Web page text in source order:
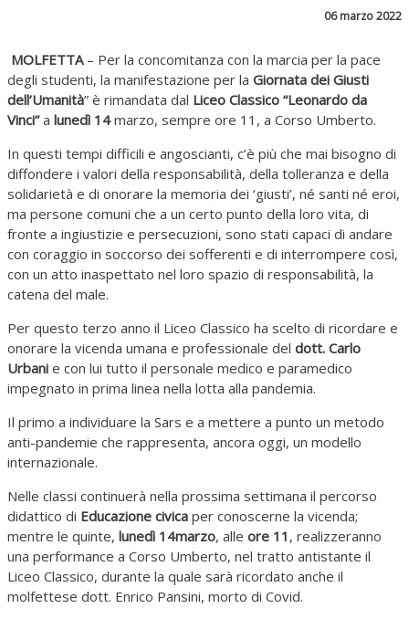
06 marzo 2022
MOLFETTA– Per la concomitanza con la marcia per la pace
degli studenti, la manifestazione per la Giornata dei Giusti
dell’Umanità” è rimandata dal Liceo Classico “Leonardo da
Vinci”a lunedì 14marzo, sempre ore 11, a Corso Umberto.
In questi tempi difficili e angoscianti, c’è più che mai bisogno di
diffondere i valori della responsabilità, della tolleranza e della
solidarietà e di onorare la memoria dei ‘giusti’, né santi né eroi,
ma persone comuni che a un certo punto della loro vita, di
fronte a ingiustizie e persecuzioni, sono stati capaci di andare
con coraggio in soccorso dei sofferenti e di interrompere così,
con un atto inaspettato nel loro spazio di responsabilità, la
catena del male.
Per questo terzo anno il Liceo Classico ha scelto di ricordare e
onorare la vicenda umana e professionale del dott. Carlo
Urbani e con lui tutto il personale medico e paramedico
impegnato in prima linea nella lotta alla pandemia.
Il primo a individuare la Sars e a mettere a punto un metodo
anti-pandemie che rappresenta, ancora oggi, un modello
internazionale.
Nelle classi continuerà nella prossima settimana il percorso
didattico di Educazione civica per conoscerne la vicenda;
mentre le quinte, lunedì 14marzo, alle ore 11 , realizzeranno
una performance a Corso Umberto, nel tratto antistante il
Liceo Classico, durante la quale sarà ricordato anche il
molfettese dott. Enrico Pansini, morto di Covid.